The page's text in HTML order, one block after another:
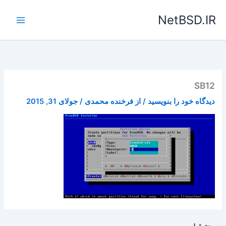
NetBSD.IR
SB12
دیدگاه‌ خود را بنویسید / از فرخنده محمدی/جولای 31, 2015